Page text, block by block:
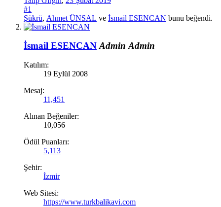
#1
Şükrü, Ahmet ÜNSAL ve İsmail ESENCAN bunu beğendi.
İsmail ESENCAN Admin Admin
Katılım:
19 Eylül 2008
Mesaj:
11,451
Alınan Beğeniler:
10,056
Ödül Puanları:
5,113
Şehir:
İzmir
Web Sitesi:
https://www.turkbalikavi.com